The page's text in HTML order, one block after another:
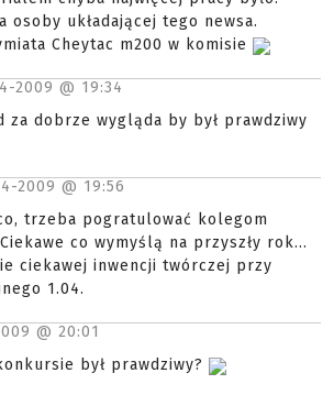
osoby układającej tego newsa.
Cheytac m200 w komisie
2009 @ 19:34
za dobrze wygląda by był prawdziwy
2009 @ 19:56
trzeba pogratulować kolegom
co wymyślą na przyszły rok...
ciekawej inwencji twórczej przy
1.04.
@ 20:01
był prawdziwy?